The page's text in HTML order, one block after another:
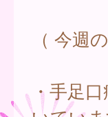
（ 今週
・手足